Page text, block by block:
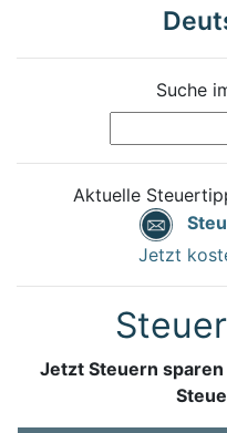
Suche
Aktuelle
Jetzt
Jetzt Steuern sparen